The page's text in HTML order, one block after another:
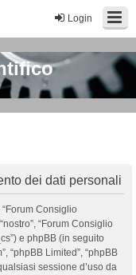
Login
dei dati personali
Consiglio
“Forum Consiglio
e phpBB (in seguito
“phpBB Limited”, “phpBB
sessione d’uso da